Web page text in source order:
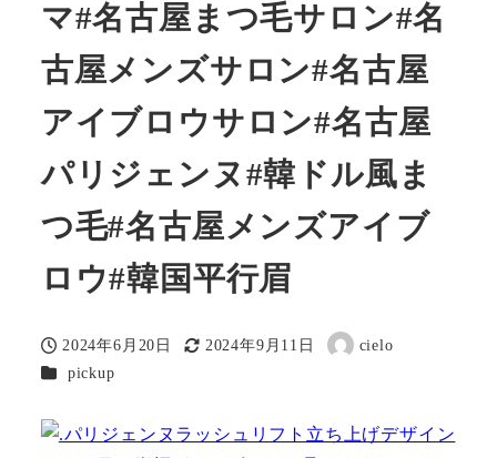
マ#名古屋まつ毛サロン#名
古屋メンズサロン#名古屋
アイブロウサロン#名古屋
パリジェンヌ#韓ドル風ま
つ毛#名古屋メンズアイブ
ロウ#韓国平行眉
投稿日
2024年6月20日
更新日
2024年9月11日
著
cielo
カテゴリー
pickup